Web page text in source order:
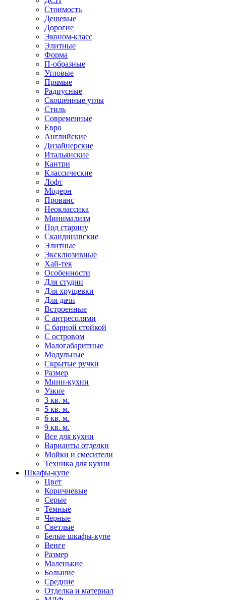
Стоимость
Дешевые
Дорогие
Эконом-класс
Элитные
Форма
П-образные
Угловые
Прямые
Радиусные
Скошенные углы
Стиль
Современные
Евро
Английские
Дизайнерские
Итальянские
Кантри
Классические
Лофт
Модерн
Прованс
Неоклассика
Минимализм
Под старину
Скандинавские
Элитные
Эксклюзивные
Хай-тек
Особенности
Для студии
Для хрущевки
Для дачи
Встроенные
С антресолями
С барной стойкой
С островом
Малогабаритные
Модульные
Скрытые ручки
Размер
Мини-кухни
Узкие
3 кв. м.
5 кв. м.
6 кв. м.
9 кв. м.
Все для кухни
Варианты отделки
Мойки и смесители
Техника для кухни
Шкафы-купе
Цвет
Коричневые
Серые
Темные
Черные
Светлые
Белые шкафы-купе
Венге
Размер
Маленькие
Большие
Средние
Отделка и материал